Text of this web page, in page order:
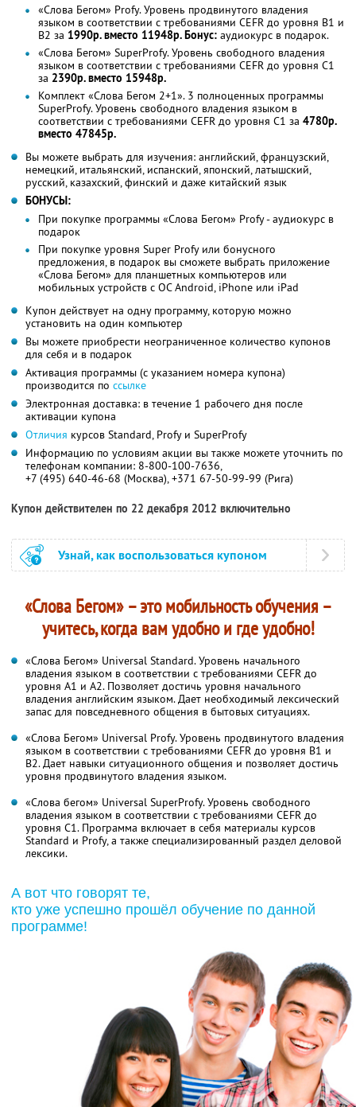
«Слова Бегом» Profy. Уровень продвинутого владения
языком в соответствии с требованиями CEFR до уровня B1 и
B2 за 1990р. вместо 11948р. Бонус: аудиокурс в подарок.
«Слова Бегом» SuperProfy. Уровень свободного владения
языком в соответствии с требованиями CEFR до уровня C1
за 2390р. вместо 15948р.
Комплект «Слова Бегом 2+1». 3 полноценных программы
SuperProfy. Уровень свободного владения языком в
соответствии с требованиями CEFR до уровня C1 за 4780р.
вместо 47845р.
Вы можете выбрать для изучения: английский, французский,
немецкий, итальянский, испанский, японский, латышский,
русский, казахский, финский и даже китайский язык
БОНУСЫ:
При покупке программы «Слова Бегом» Profy - аудиокурс в
подарок
При покупке уровня Super Profy или бонусного
предложения, в подарок вы сможете выбрать приложение
«Слова Бегом» для планшетных компьютеров или
мобильных устройств с ОС Android, iPhone или iPad
Купон действует на одну программу, которую можно
установить на один компьютер
Вы можете приобрести неограниченное количество купонов
для себя и в подарок
Активация программы (с указанием номера купона)
производится по ссылке
Электронная доставка: в течение 1 рабочего дня после
активации купона
Отличия курсов Standard, Profy и SuperProfy
Информацию по условиям акции вы также можете уточнить по
телефонам компании: 8-800-100-7636,
+7 (495) 640-46-68 (Москва), +371 67-50-99-99 (Рига)
Купон действителен по 22 декабря 2012 включительно
Узнай, как воспользоваться купоном
«Слова Бегом» – это мобильность обучения –
учитесь, когда вам удобно и где удобно!
«Слова Бегом» Universal Standard. Уровень начального
владения языком в соответствии с требованиями CEFR до
уровня А1 и А2. Позволяет достичь уровня начального
владения английским языком. Дает необходимый лексический
запас для повседневного общения в бытовых ситуациях.
«Слова Бегом» Universal Profy. Уровень продвинутого владения
языком в соответствии с требованиями CEFR до уровня B1 и
B2. Дает навыки ситуационного общения и позволяет достичь
уровня продвинутого владения языком.
«Слова бегом» Universal SuperProfy. Уровень свободного
владения языком в соответствии с требованиями CEFR до
уровня C1. Программа включает в себя материалы курсов
Standard и Profy, а также специализированный раздел деловой
лексики.
А вот что говорят те,
кто уже успешно прошёл обучение по данной
программе!